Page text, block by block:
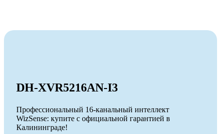
DH-XVR5216AN-I3
Профессиональный 16-канальный интеллект
WizSense: купите с официальной гарантией в
Калининграде!